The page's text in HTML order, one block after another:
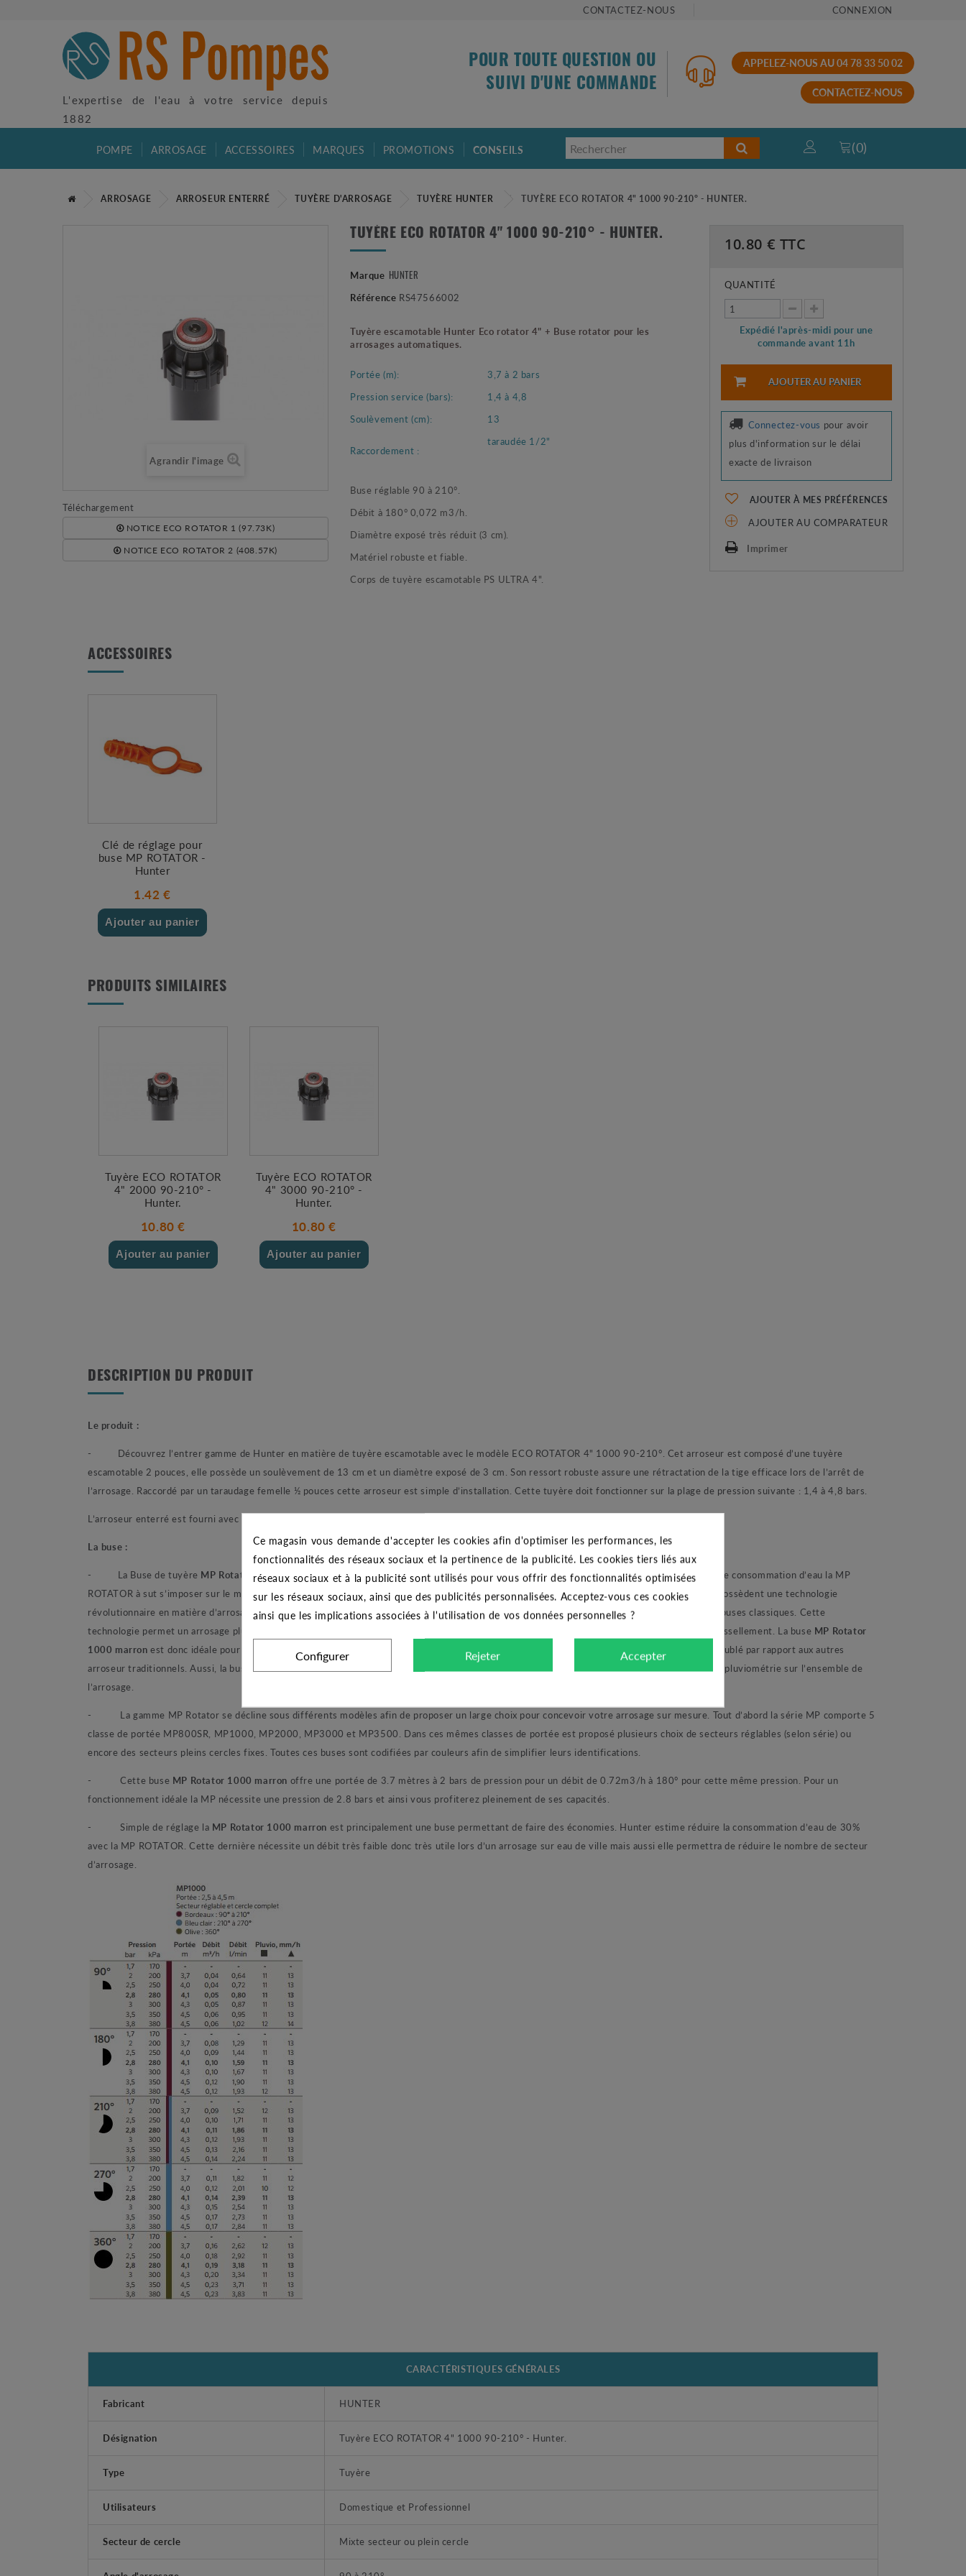
CONTACTEZ-NOUS CONNEXION
L'expertise de l'eau à votre service depuis
1882
POUR TOUTE QUESTION OU
SUIVI D'UNE COMMANDE
APPELEZ-NOUS AU 04 78 33 50 02
CONTACTEZ-NOUS
POMPE ARROSAGE ACCESSOIRES MARQUES PROMOTIONS CONSEILS (0)
ARROSAGE ARROSEUR ENTERRÉ TUYÈRE D'ARROSAGE TUYÈRE HUNTER TUYÈRE ECO ROTATOR 4" 1000 90-210° - HUNTER.
Agrandir l'image
Téléchargement
NOTICE ECO ROTATOR 1 (97.73K)
NOTICE ECO ROTATOR 2 (408.57K)
TUYÈRE ECO ROTATOR 4" 1000 90-210° - HUNTER.
Marque HUNTER
Référence RS47566002
Tuyère escamotable Hunter Eco rotator 4" + Buse rotator pour les
arrosages automatiques.
Portée (m):
3,7 à 2 bars
Pression service (bars):
1,4 à 4,8
Soulèvement (cm):
13
Raccordement :
taraudée 1/2"
Buse réglable 90 à 210°.
Débit à 180° 0,072 m3/h.
Diamètre exposé très réduit (3 cm).
Matériel robuste et fiable.
Corps de tuyère escamotable PS ULTRA 4".
10.80 € TTC
QUANTITÉ
Expédié l'après-midi pour une
commande avant 11h
AJOUTER AU PANIER
Connectez-vous pour avoir
plus d'information sur le délai
exacte de livraison
AJOUTER À MES PRÉFÉRENCES
AJOUTER AU COMPARATEUR
Imprimer
ACCESSOIRES
Clé de réglage pour
buse MP ROTATOR -
Hunter
1.42 €
Ajouter au panier
PRODUITS SIMILAIRES
Tuyère ECO ROTATOR
4" 2000 90-210° -
Hunter.
10.80 €
Ajouter au panier
Tuyère ECO ROTATOR
4" 3000 90-210° -
Hunter.
10.80 €
Ajouter au panier
DESCRIPTION DU PRODUIT
Le produit :
- Découvrez l’entrer gamme de Hunter en matière de tuyère escamotable avec le modèle ECO ROTATOR 4" 1000 90-210°. Cet arroseur est composé d’une tuyère
escamotable 2 pouces, elle possède un soulèvement de 13 cm et un diamètre exposé de 3 cm. Son ressort robuste assure une rétractation de la tige efficace lors de l’arrêt de
l’arrosage. Raccordé par un taraudage femelle ½ pouces cette arroseur est simple d’installation. Cette tuyère doit fonctionner sur la plage de pression suivante : 1,4 à 4,8 bars.
L’arroseur enterré est fourni avec une buse de type MP ROTATOR 1000 marron 90-210°:
La buse :
- La Buse de tuyère MP Rotator 1000 marronest conçu par la marque Hunter, célèbre pour son efficacité mais également grâce à sa faible consommation d’eau la MP
ROTATOR à sut s’imposer sur le marché de l’arrosage automatique. La série Mp Rotator sont des buses femelles pour corps de tuyères, elles possèdent une technologie
révolutionnaire en matière d’arrosage. En effet, ces buses rotatives ont recours à des jets multiples et multi-angles contrairement aux autres buses classiques. Cette
technologie permet un arrosage plus lent et de très faible consommation d’eau, le sol absorbe mieux l’eau ce qui réduit considérablement le ruissellement. La buse MP Rotator
1000 marron est donc idéale pour les terrains en pente ou dense, pour un fonctionnement optimal la MP Rotator exige un temps d’arrosage doublé par rapport aux autres
arroseur traditionnels. Aussi, la buse permet un arrosage uniforme quel que soit le débit et la portée, cet atout permet d’arroser avec la même pluviométrie sur l’ensemble de
l’arrosage.
- La gamme MP Rotator se décline sous différents modèles afin de proposer un large choix pour concevoir votre arrosage sur mesure. Tout d’abord la série MP comporte 5
classe de portée MP800SR, MP1000, MP2000, MP3000 et MP3500. Dans ces mêmes classes de portée est proposé plusieurs choix de secteurs réglables (selon série) ou
encore des secteurs pleins cercles fixes. Toutes ces buses sont codifiées par couleurs afin de simplifier leurs identifications.
- Cette buse MP Rotator 1000 marron offre une portée de 3.7 mètres à 2 bars de pression pour un débit de 0.72m3/h à 180° pour cette même pression. Pour un
fonctionnement idéale la MP nécessite une pression de 2.8 bars et ainsi vous profiterez pleinement de ses capacités.
- Simple de réglage la MP Rotator 1000 marron est principalement une buse permettant de faire des économies. Hunter estime réduire la consommation d’eau de 30%
avec la MP ROTATOR. Cette dernière nécessite un débit très faible donc très utile lors d’un arrosage sur eau de ville mais aussi elle permettra de réduire le nombre de secteur
d’arrosage.
CARACTÉRISTIQUES GÉNÉRALES
Fabricant HUNTER
Désignation Tuyère ECO ROTATOR 4" 1000 90-210° - Hunter.
Type Tuyère
Utilisateurs Domestique et Professionnel
Secteur de cercle Mixte secteur ou plein cercle
Ce magasin vous demande d'accepter les cookies afin d'optimiser les performances, les
fonctionnalités des réseaux sociaux et la pertinence de la publicité. Les cookies tiers liés aux
réseaux sociaux et à la publicité sont utilisés pour vous offrir des fonctionnalités optimisées
sur les réseaux sociaux, ainsi que des publicités personnalisées. Acceptez-vous ces cookies
ainsi que les implications associées à l'utilisation de vos données personnelles ?
Configurer Rejeter Accepter